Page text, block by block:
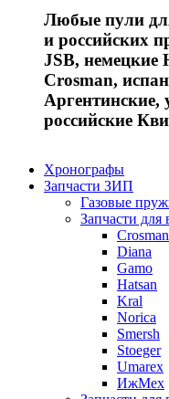
Любые пули
и российских
JSB, немецкие
Crosman,
российские
Хронографы
Запчасти ЗИП
Газовые
Запчасти для
Crosman
Diana
Gamo
Hatsan
Kral
Norica
Smersh
Stoeger
Umarex
ИжМех